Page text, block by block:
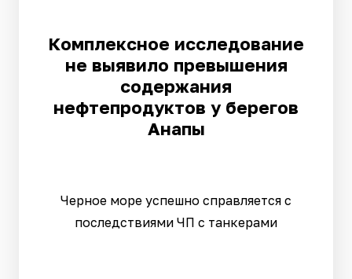
Комплексное исследование
не выявило превышения
содержания
нефтепродуктов у берегов
Анапы
Черное море успешно справляется с
последствиями ЧП с танкерами